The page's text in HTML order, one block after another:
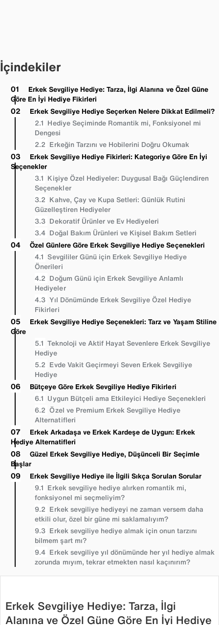
İçindekiler
Erkek Sevgiliye Hediye: Tarza, İlgi Alanına ve Özel Güne
Göre En İyi Hediye Fikirleri
Erkek Sevgiliye Hediye Seçerken Nelere Dikkat Edilmeli?
Hediye Seçiminde Romantik mi, Fonksiyonel mi
Dengesi
Erkeğin Tarzını ve Hobilerini Doğru Okumak
Erkek Sevgiliye Hediye Fikirleri: Kategoriye Göre En İyi
Seçenekler
Kişiye Özel Hediyeler: Duygusal Bağı Güçlendiren
Seçenekler
Kahve, Çay ve Kupa Setleri: Günlük Rutini
Güzelleştiren Hediyeler
Dekoratif Ürünler ve Ev Hediyeleri
Doğal Bakım Ürünleri ve Kişisel Bakım Setleri
Özel Günlere Göre Erkek Sevgiliye Hediye Seçenekleri
Sevgililer Günü için Erkek Sevgiliye Hediye
Önerileri
Doğum Günü için Erkek Sevgiliye Anlamlı
Hediyeler
Yıl Dönümünde Erkek Sevgiliye Özel Hediye
Fikirleri
Erkek Sevgiliye Hediye Seçenekleri: Tarz ve Yaşam Stiline
Göre
Teknoloji ve Aktif Hayat Sevenlere Erkek Sevgiliye
Hediye
Evde Vakit Geçirmeyi Seven Erkek Sevgiliye
Hediye
Bütçeye Göre Erkek Sevgiliye Hediye Fikirleri
Uygun Bütçeli ama Etkileyici Hediye Seçenekleri
Özel ve Premium Erkek Sevgiliye Hediye
Alternatifleri
Erkek Arkadaşa ve Erkek Kardeşe de Uygun: Erkek
Hediye Alternatifleri
Güzel Erkek Sevgiliye Hediye, Düşünceli Bir Seçimle
Başlar
Erkek Sevgiliye Hediye ile İlgili Sıkça Sorulan Sorular
Erkek sevgiliye hediye alırken romantik mi,
fonksiyonel mi seçmeliyim?
Erkek sevgiliye hediyeyi ne zaman versem daha
etkili olur, özel bir güne mi saklamalıyım?
Erkek sevgiliye hediye almak için onun tarzını
bilmem şart mı?
Erkek sevgiliye yıl dönümünde her yıl hediye almak
zorunda mıyım, tekrar etmekten nasıl kaçınırım?
Erkek Sevgiliye Hediye: Tarza, İlgi
Alanına ve Özel Güne Göre En İyi Hediye